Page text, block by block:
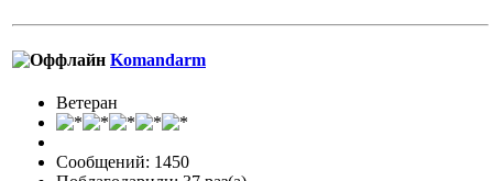
Komandarm
Ветеран
Сообщений: 1450